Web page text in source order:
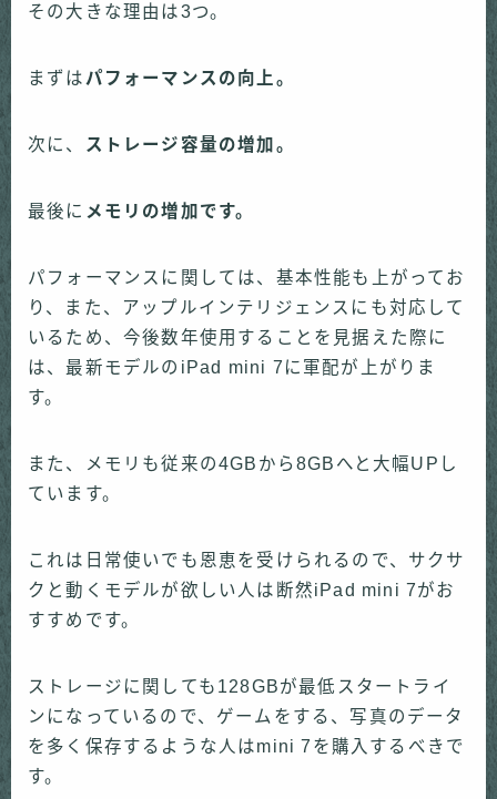
その大きな理由は3つ。
まずは パフォーマンスの向上。
次に、 ストレージ容量の増加。
最後に メモリの増加です。
パフォーマンスに関しては、基本性能も上がってお
り、また、アップルインテリジェンスにも対応して
いるため、今後数年使用することを見据えた際に
は、最新モデルのiPad mini 7に軍配が上がりま
す。
また、メモリも従来の4GBから8GBへと大幅UPし
ています。
これは日常使いでも恩恵を受けられるので、サクサ
クと動くモデルが欲しい人は断然iPad mini 7がお
すすめです。
ストレージに関しても128GBが最低スタートライ
ンになっているので、ゲームをする、写真のデータ
を多く保存するような人はmini 7を購入するべきで
す。